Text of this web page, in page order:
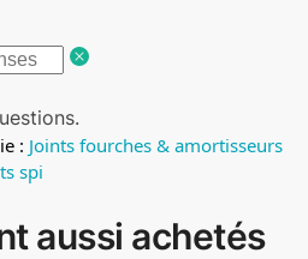
: Joints fourches & amortisseurs
spi
aussi achetés